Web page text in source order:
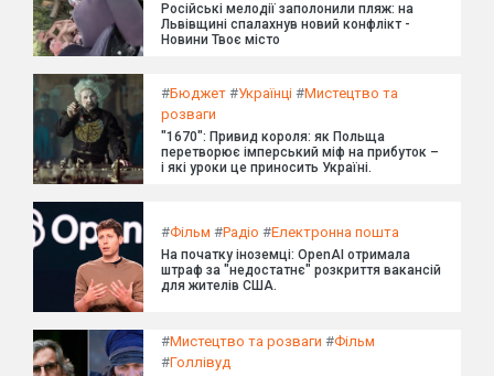
Російські мелодії заполонили пляж: на
Львівщині спалахнув новий конфлікт -
Новини Твоє місто
#Бюджет #Українці #Мистецтво та
розваги
"1670": Привид короля: як Польща
перетворює імперський міф на прибуток –
і які уроки це приносить Україні.
#Фільм #Радіо #Електронна пошта
На початку іноземці: OpenAI отримала
штраф за "недостатнє" розкриття вакансій
для жителів США.
#Мистецтво та розваги #Фільм
#Голлівуд